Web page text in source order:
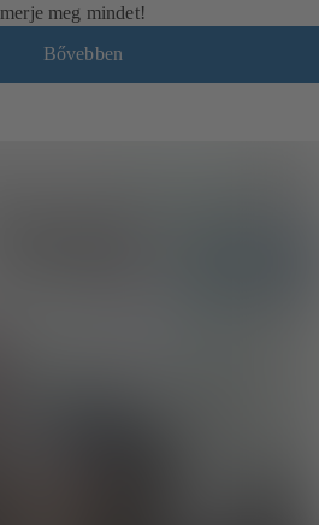
meg mindet!
Bővebben